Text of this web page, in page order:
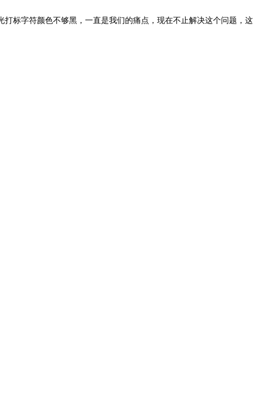
标字符颜色不够黑，一直是我们的痛点，现在不止解决这个问题，这